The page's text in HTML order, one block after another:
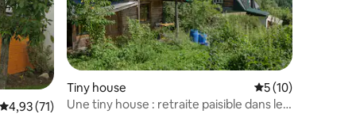
Évaluation moyenne sur la base de 71 commentaires : 4,93 sur 5
4,93 (71)
Tiny house Évaluation
5 (10)
Une tiny house : retraite paisible dans les